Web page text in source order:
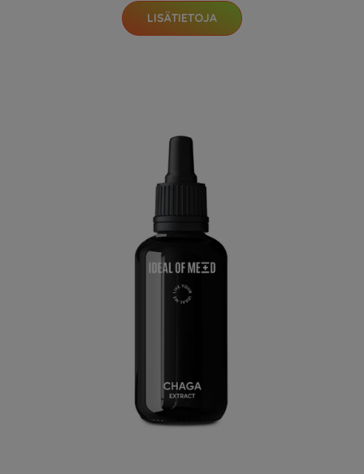
LISÄTIETOJA